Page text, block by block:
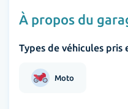
À propos du
Types de véhicules pris
Moto